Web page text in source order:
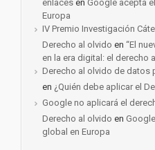
enlaces en Google acepta
Europa
IV Premio Investigación
Derecho al olvido en “El
en la era digital: el derecho
Derecho al olvido de datos
en ¿Quién debe aplicar el
Google no aplicará el
Derecho al olvido en
global en Europa